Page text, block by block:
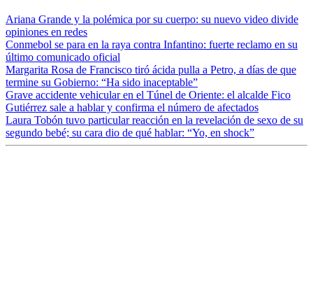
Ariana Grande y la polémica por su cuerpo: su nuevo video divide
opiniones en redes
Conmebol se para en la raya contra Infantino: fuerte reclamo en su
último comunicado oficial
Margarita Rosa de Francisco tiró ácida pulla a Petro, a días de que
termine su Gobierno: “Ha sido inaceptable”
Grave accidente vehicular en el Túnel de Oriente: el alcalde Fico
Gutiérrez sale a hablar y confirma el número de afectados
Laura Tobón tuvo particular reacción en la revelación de sexo de su
segundo bebé; su cara dio de qué hablar: “Yo, en shock”